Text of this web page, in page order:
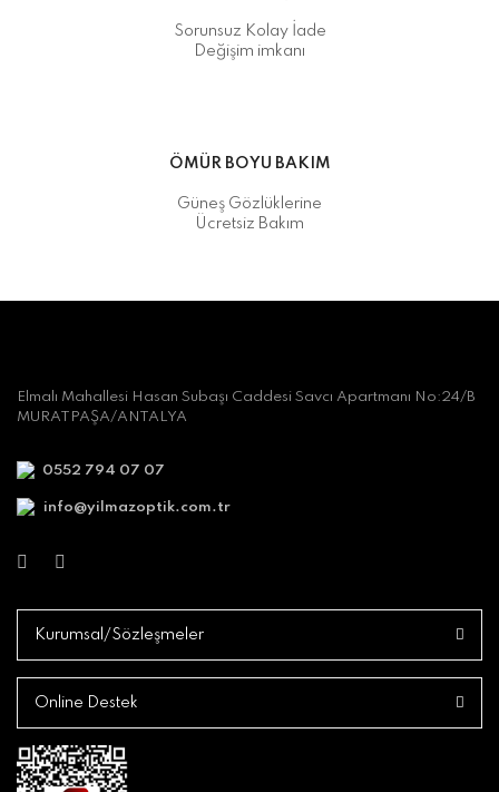
Sorunsuz Kolay İade
Değişim imkanı
ÖMÜR BOYU BAKIM
Güneş Gözlüklerine
Ücretsiz Bakım
Elmalı Mahallesi Hasan Subaşı Caddesi Savcı Apartmanı No:24/B
MURATPAŞA/ANTALYA
0552 794 07 07
info@yilmazoptik.com.tr
Kurumsal/Sözleşmeler
Online Destek